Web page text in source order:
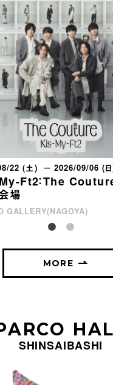
22 (土) － 2026/09/06 (
Ft2：The
場
GALLERY(NAGOYA)
MORE
SHINSAIBASHI